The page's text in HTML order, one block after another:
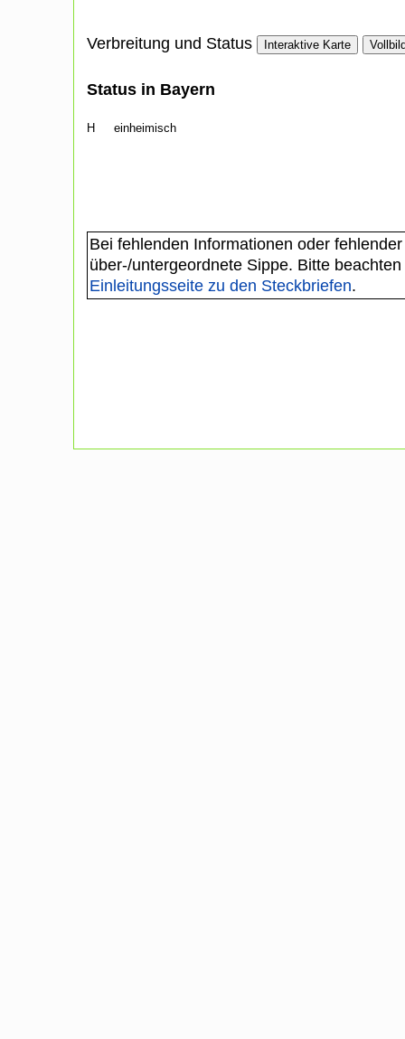
Verbreitung und Status Interaktive Karte
Status in Bayern
H einheimisch
Bei fehlenden Informationen oder
über-/untergeordnete Sippe. Bitte
Einleitungsseite zu den Steckbriefen.